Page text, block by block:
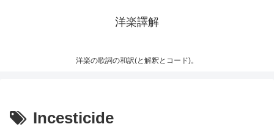
洋楽譯解
洋楽の歌詞の和訳(と解釈とコード)。
Incesticide